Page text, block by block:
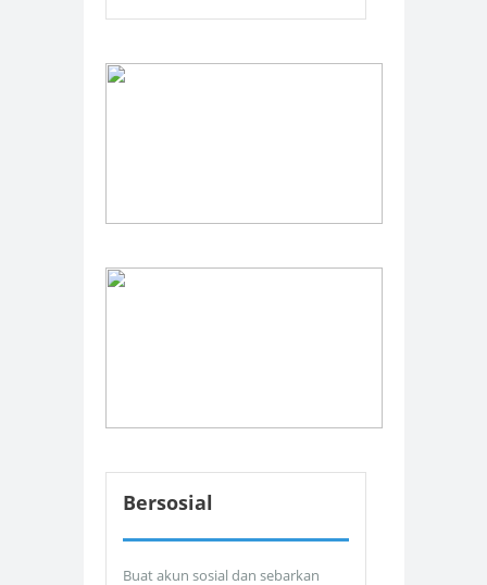
Bersosial
Buat akun sosial dan sebarkan